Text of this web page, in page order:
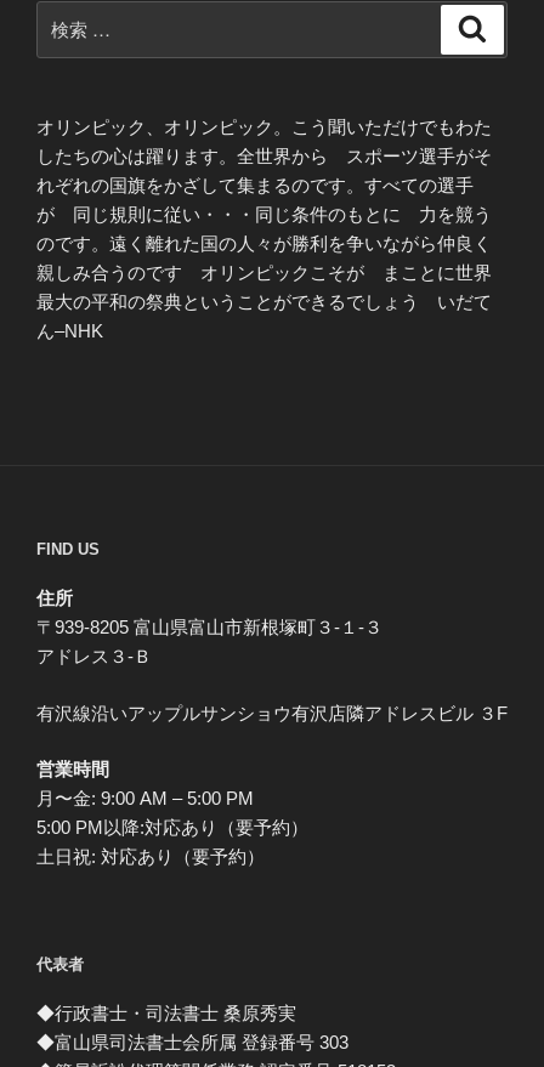
索:
オリンピック、オリンピック。こう聞いただけでもわた
したちの心は躍ります。全世界から スポーツ選手がそ
れぞれの国旗をかざして集まるのです。すべての選手
が 同じ規則に従い・・・同じ条件のもとに 力を競う
のです。遠く離れた国の人々が勝利を争いながら仲良く
親しみ合うのです オリンピックこそが まことに世界
最大の平和の祭典ということができるでしょう いだて
ん–NHK
FIND US
住所
〒939-8205 富山県富山市新根塚町３-１-３
アドレス３-Ｂ
有沢線沿いアップルサンショウ有沢店隣アドレスビル ３F
営業時間
月〜金: 9:00 AM – 5:00 PM
5:00 PM以降:対応あり（要予約）
土日祝: 対応あり（要予約）
代表者
◆行政書士・司法書士 桑原秀実
◆富山県司法書士会所属 登録番号 303